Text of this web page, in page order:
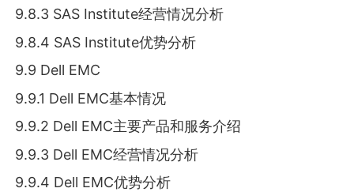
9.8.3 SAS Institute经营情况分析
9.8.4 SAS Institute优势分析
9.9 Dell EMC
9.9.1 Dell EMC基本情况
9.9.2 Dell EMC主要产品和服务介绍
9.9.3 Dell EMC经营情况分析
9.9.4 Dell EMC优势分析